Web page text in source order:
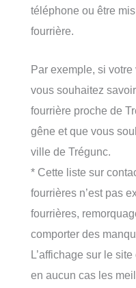
téléphone ou être
fourrière.
Par exemple, si
vous souhaitez
fourrière proche de
gêne et que vous
ville de Trégunc.
* Cette liste sur
fourrières n’est pas
fourrières,
comporter des
L’affichage sur le
en aucun cas les